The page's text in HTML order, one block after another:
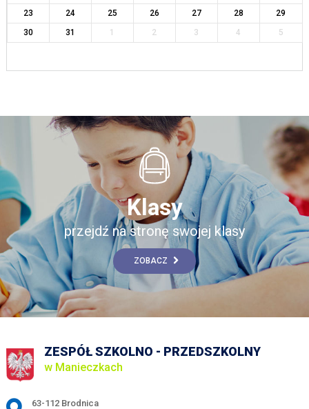
23
24 25 26 27 28
29
30
31 1 2 3 4 5
Klasy
przejdź na stronę swojej klasy
ZOBACZ
ZESPÓŁ SZKOLNO - PRZEDSZKOLNY
w Manieczkach
Adres pocztowy:
63-112 Brodnica